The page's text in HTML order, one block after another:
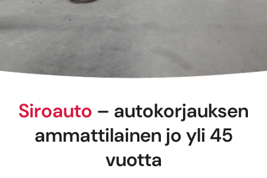
Siroauto – autokorjauksen
ammattilainen jo yli 45
vuotta